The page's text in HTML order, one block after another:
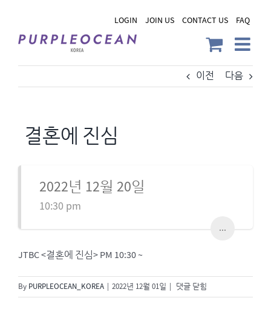
content
LOGIN JOIN US CONTACT US FAQ
이전 다음
결혼에 진심
2022년 12월 20일
10:30 pm
...
JTBC <결혼에 진심> PM 10:30 ~
By PURPLEOCEAN_KOREA 2022년 12월 01일
결
혼
댓글 닫힘